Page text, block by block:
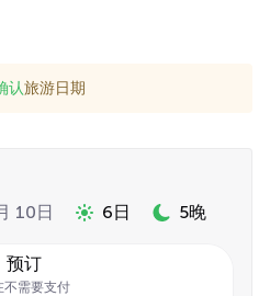
认旅游日期
10日 6日 5晚
预订
不需要支付